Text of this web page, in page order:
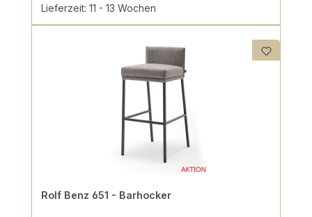
Lieferzeit: 11 - 13 Wochen
Rolf Benz 651 - Barhocker